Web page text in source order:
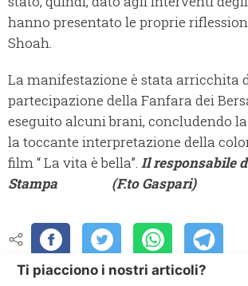
hanno presentato le proprie
Shoah.
La manifestazione è stata arricchita
partecipazione della Fanfara dei
eseguito alcuni brani, concludendo
la toccante interpretazione della
film “ La vita è bella”. Il responsabile
Stampa
(F.to Gaspari)
Ti piacciono i nostri articoli?